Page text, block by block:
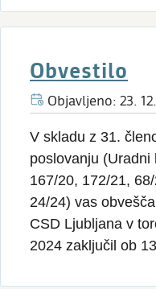
Obvestilo
Objavljeno: 23.
V skladu z 31.
poslovanju (Uradni
167/20, 172/21,
24/24) vas
CSD Ljubljana v
2024 zaključil ob